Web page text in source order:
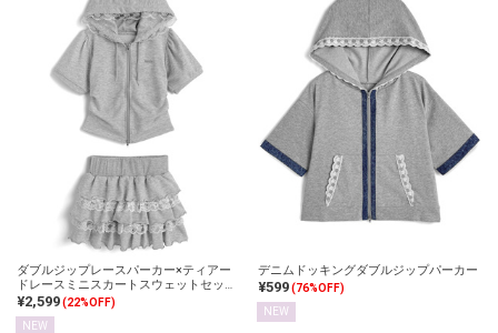
ダブルジップレースパーカー×ティアー
ドレースミニスカートスウェットセット
アップ
¥2,599(22%OFF)
NEW
デニムドッキングダブルジップパーカー
¥599(76%OFF)
NEW